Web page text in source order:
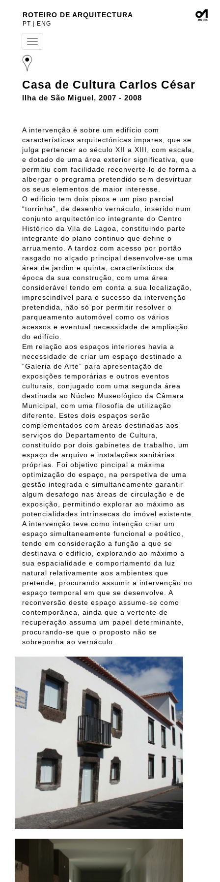
ROTEIRO DE ARQUITECTURA
PT ENG
T
o
g
e
n
g
a
t
i
Casa de Cultura Carlos César
Ilha de São Miguel, 2007 - 2008
A intervenção é sobre um edifício com
características arquitectónicas impares, que se
julga pertencer ao século XII a XIII, com escala,
e dotado de uma área exterior significativa, que
permitiu com facilidade reconverte-lo de forma a
albergar o programa pretendido sem desvirtuar
os seus elementos de maior interesse.
O edificio tem dois pisos e um piso parcial
“torrinha”, de desenho vernáculo, inserido num
conjunto arquitectónico integrante do Centro
Histórico da Vila de Lagoa, constituindo parte
integrante do plano continuo que define o
arruamento. A tardoz com acesso por portão
rasgado no alçado principal desenvolve-se uma
área de jardim e quinta, característicos da
época da sua construção, com uma área
considerável tendo em conta a sua localização,
imprescindível para o sucesso da intervenção
pretendida, não só por permitir resolver o
parqueamento automóvel como os vários
acessos e eventual necessidade de ampliação
do edifício.
Em relação aos espaços interiores havia a
necessidade de criar um espaço destinado a
“Galeria de Arte” para apresentação de
exposições temporárias e outros eventos
culturais, conjugado com uma segunda área
destinada ao Núcleo Museológico da Câmara
Municipal, com uma filosofia de utilização
diferente. Estes dois espaços serão
complementados com áreas destinadas aos
serviços do Departamento de Cultura,
constituído por dois gabinetes de trabalho, um
espaço de arquivo e instalações sanitárias
próprias. Foi objetivo pincipal a máxima
optimização do espaço, na perspetiva de uma
gestão integrada e simultaneamente garantir
algum desafogo nas áreas de circulação e de
exposição, permitindo explorar ao máximo as
potencialidades intrínsecas do imóvel existente.
A intervenção teve como intenção criar um
espaço simultaneamente funcional e poético,
tendo em consideração a função a que se
destinava o edifício, explorando ao máximo a
sua espacialidade e comportamento da luz
natural relativamente aos ambientes que
pretende, procurando assumir a intervenção no
espaço temporal em que se desenvolve. A
reconversão deste espaço assume-se como
contemporânea, ainda que a vertente de
recuperação assuma um papel determinante,
procurando-se que o proposto não se
sobreponha ao vernáculo.